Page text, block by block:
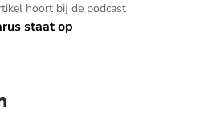
hoort bij de podcast
staat op